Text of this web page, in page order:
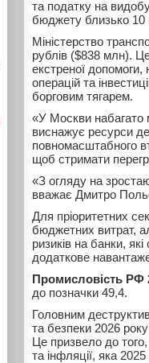
та податку на
бюджету близько 10
Міністерство
рублів ($838 млн).
екстреної
операцій та
борговим тягарем.
«У Москви набагато
виснажує ресурси
повномасштабного
щоб стримати
«З огляду на
вважає Дмитро
Для пріоритетних
бюджетних витрат,
ризиків на банки,
додаткове
Промисловість РФ
до позначки 49,4.
Головним
та безпеки 2026
Це призвело до
та інфляції, яка